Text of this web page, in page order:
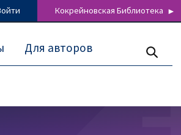
Кокрейновская Библиотека
Для авторов